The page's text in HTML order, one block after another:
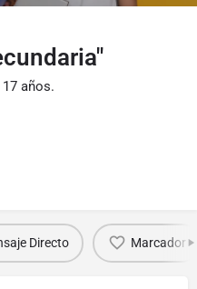
años.
Directo Marcador